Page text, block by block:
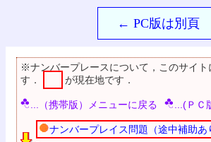
← PC版は別頁
※ナンバープレースについて，このサイト
す．
が現在地です．
...（携帯版）メニューに戻る ...(Ｐ
ナンバープレイス問題（途中補助あ